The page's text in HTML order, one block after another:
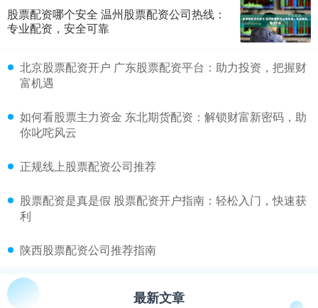
股票配资哪个安全 温州股票配资公司热线：
专业配资，安全可靠
​北京股票配资开户 广东股票配资平台：助力投资，把握财
富机遇
​如何看股票主力资金 东北期货配资：解锁财富新密码，助
你叱咤风云
​正规线上股票配资公司推荐
​股票配资是真是假 股票配资开户指南：轻松入门，快速获
利
​陕西股票配资公司推荐指南
最新文章